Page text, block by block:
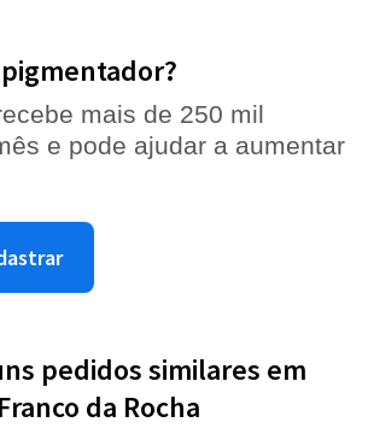
mais de 250 mil
e pode ajudar a aumentar
pedidos similares em
Franco da Rocha